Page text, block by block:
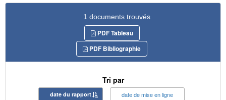
1 documents trouvés
PDF Tableau
PDF Bibliographie
Tri par
date du rapport date de mise en ligne